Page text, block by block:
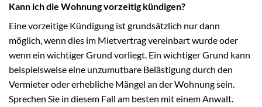
Kann ich die Wohnung vorzeitig kündigen?
Eine vorzeitige Kündigung ist grundsätzlich nur dann
möglich, wenn dies im Mietvertrag vereinbart wurde oder
wenn ein wichtiger Grund vorliegt. Ein wichtiger Grund kann
beispielsweise eine unzumutbare Belästigung durch den
Vermieter oder erhebliche Mängel an der Wohnung sein.
Sprechen Sie in diesem Fall am besten mit einem Anwalt.